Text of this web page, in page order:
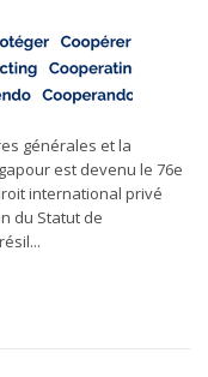
générales et la
est devenu le 76e
international privé
du Statut de